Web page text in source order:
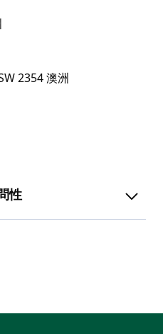
馬、釣魚或游泳，盡情沉
性